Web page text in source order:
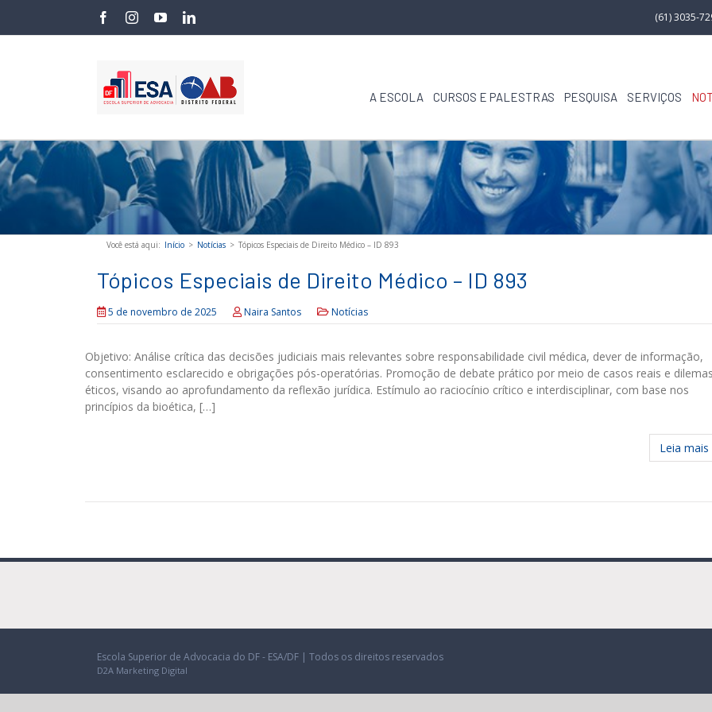
content
facebookinstagram
youtubelinkedin (61) 3035-
A ESCOLA CURSOS E PALESTRAS PESQUISA SERVIÇOS
Você está aqui: Início > Notícias > Tópicos Especiais de Direito Médico – ID 893
Tópicos Especiais de Direito Médico – ID 893
5 de novembro de 2025 Naira Santos Notícias
Objetivo: Análise crítica das decisões judiciais mais relevantes sobre responsabilidade civil médica, dever de informação,
consentimento esclarecido e obrigações pós-operatórias. Promoção de debate prático por meio de casos reais e dilemas
éticos, visando ao aprofundamento da reflexão jurídica. Estímulo ao raciocínio crítico e interdisciplinar, com base nos
princípios da bioética, […]
Leia mais
Escola Superior de Advocacia do DF - ESA/DF | Todos os direitos reservados
D2A Marketing Digital